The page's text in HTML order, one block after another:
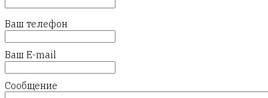
Ваш телефон
Ваш E-mail
Сообщение